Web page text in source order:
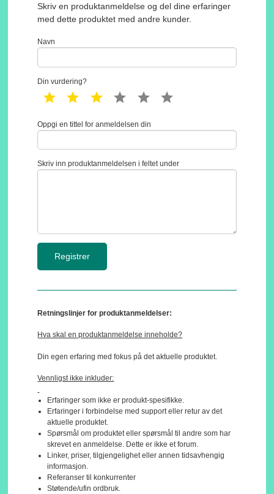
Skriv en produktanmeldelse og del dine erfaringer
med dette produktet med andre kunder.
Navn
Din vurdering?
1 star 2 star 3 star 4 star 5 star
Oppgi en tittel for anmeldelsen din
Skriv inn produktanmeldelsen i feltet under
Retningslinjer for produktanmeldelser:
Hva skal en produktanmeldelse inneholde?
Din egen erfaring med fokus på det aktuelle produktet.
Vennligst ikke inkluder:
Erfaringer som ikke er produkt-spesifikke.
Erfaringer i forbindelse med support eller retur av det
aktuelle produktet.
Spørsmål om produktet eller spørsmål til andre som har
skrevet en anmeldelse. Dette er ikke et forum.
Linker, priser, tilgjengelighet eller annen tidsavhengig
informasjon.
Referanser til konkurrenter
Støtende/ufin ordbruk.